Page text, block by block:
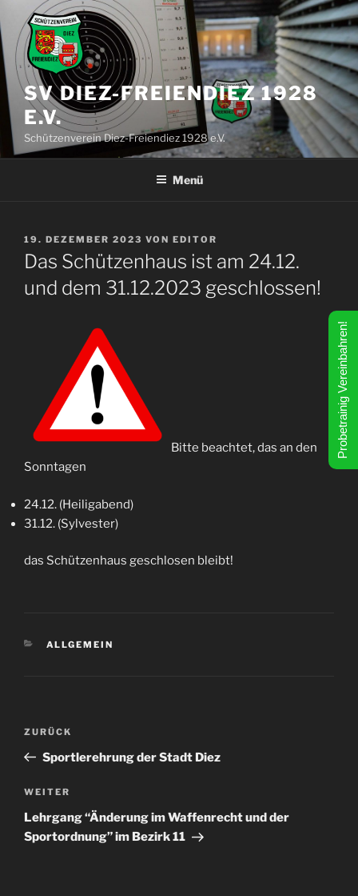
Inhalt
springen
SV DIEZ-FREIENDIEZ 1928
E.V.
Schützenverein Diez-Freiendiez 1928 e.V.
Menü
VERÖFFENTLICHT
AM
19. DEZEMBER 2023 VON EDITOR
Das Schützenhaus ist am 24.12.
und dem 31.12.2023 geschlossen!
Bitte beachtet, das an den
Sonntagen
24.12. (Heiligabend)
31.12. (Sylvester)
das Schützenhaus geschlosen bleibt!
KATEGORIEN
ALLGEMEIN
Beitragsnavigation
Vorheriger
Beitrag
ZURÜCK
Sportlerehrung der Stadt Diez
Nächster
Beitrag
WEITER
Lehrgang “Änderung im Waffenrecht und der
Sportordnung” im Bezirk 11
Probetrainig Vereinbahren!